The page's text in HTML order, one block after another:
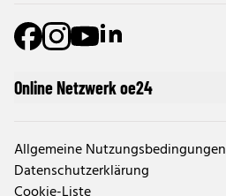
Online Netzwerk oe24
Allgemeine Nutzungsbedingungen
Datenschutzerklärung